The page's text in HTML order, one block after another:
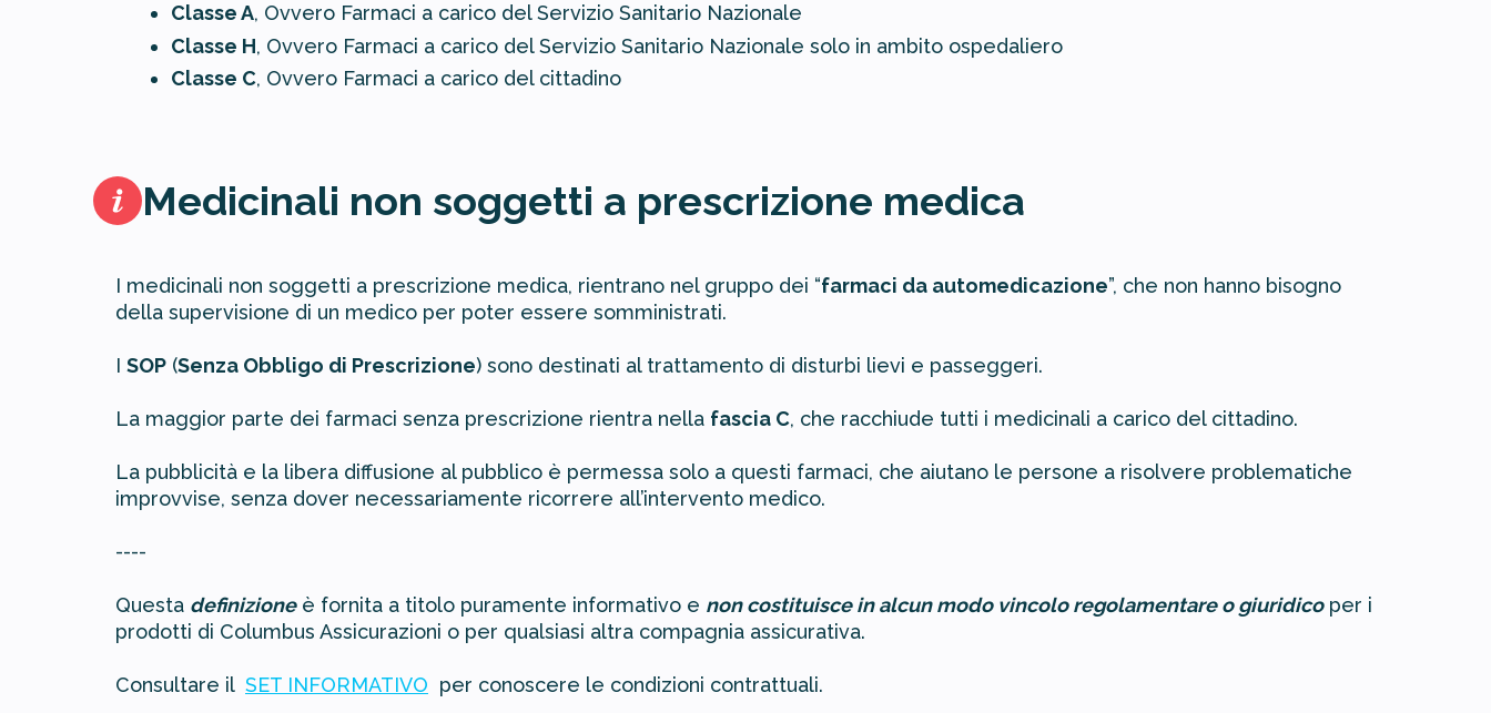
Classe A, Ovvero Farmaci a carico del Servizio Sanitario Nazionale
Classe H, Ovvero Farmaci a carico del Servizio Sanitario Nazionale solo in ambito ospedaliero
Classe C, Ovvero Farmaci a carico del cittadino
Medicinali non soggetti a prescrizione medica
I medicinali non soggetti a prescrizione medica, rientrano nel gruppo dei “farmaci da automedicazione”, che non hanno bisogno
della supervisione di un medico per poter essere somministrati.
I SOP (Senza Obbligo di Prescrizione) sono destinati al trattamento di disturbi lievi e passeggeri.
La maggior parte dei farmaci senza prescrizione rientra nella fascia C, che racchiude tutti i medicinali a carico del cittadino.
La pubblicità e la libera diffusione al pubblico è permessa solo a questi farmaci, che aiutano le persone a risolvere problematiche
improvvise, senza dover necessariamente ricorrere all’intervento medico.
----
Questa definizioneè fornita a titolo puramente informativo e non costituisce in alcun modo vincolo regolamentare o giuridicoper i
prodotti di Columbus Assicurazioni o per qualsiasi altra compagnia assicurativa.
Consultare il SET INFORMATIVO per conoscere le condizioni contrattuali.